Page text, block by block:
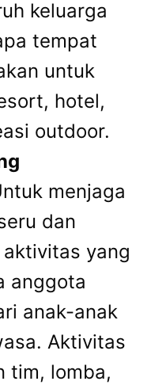
keluarga
tempat
untuk
hotel,
outdoor.
menjaga
dan
yang
anggota
anak-anak
Aktivitas
tim, lomba,